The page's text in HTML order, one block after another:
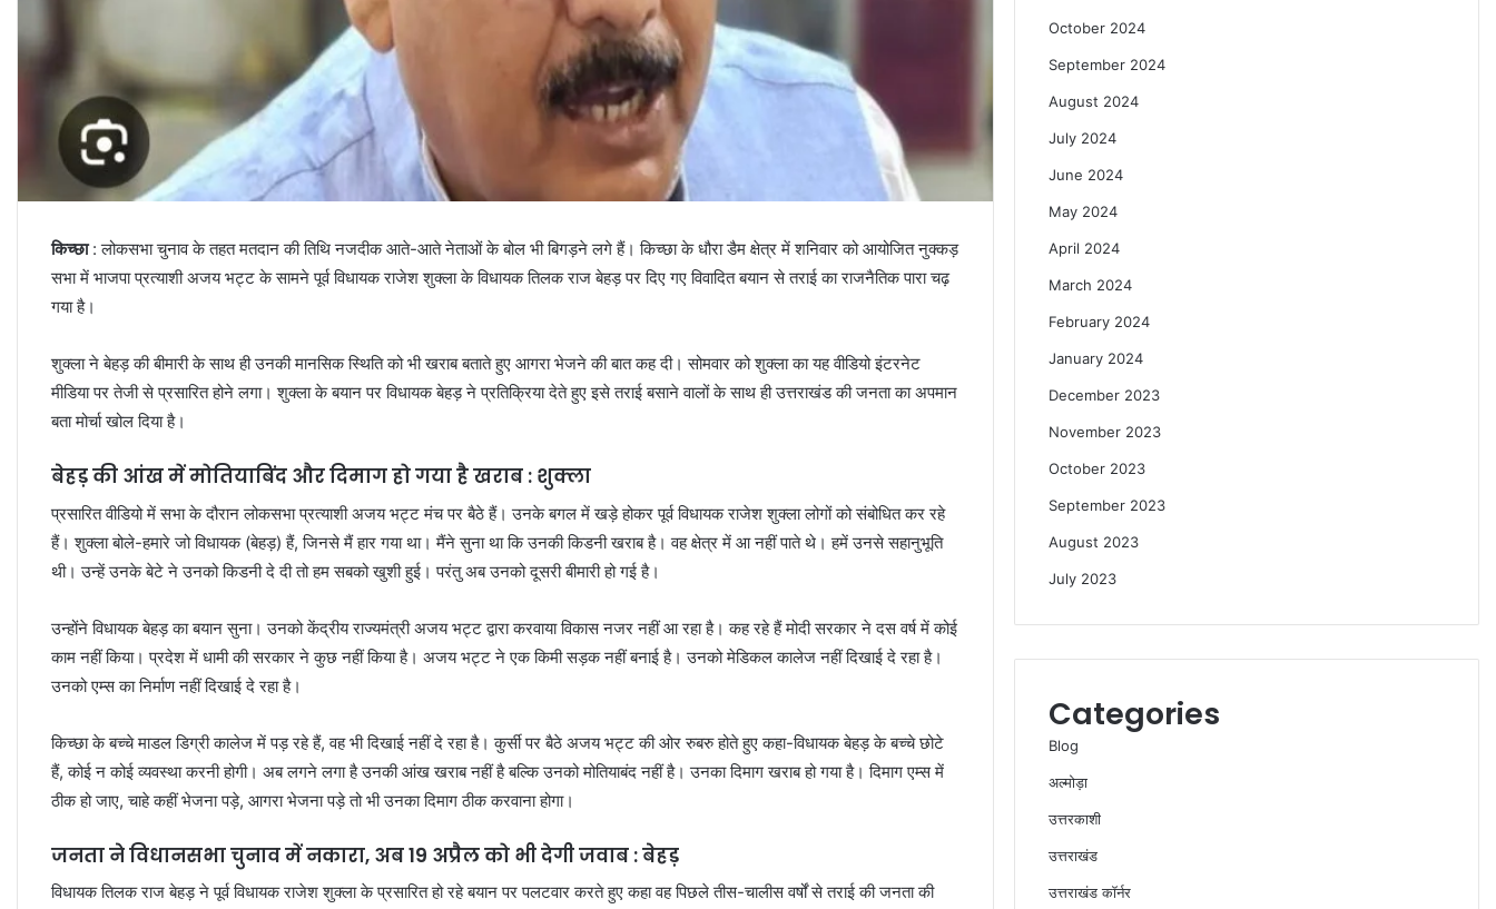
किच्छा: लोकसभा चुनाव के तहत मतदान की तिथि नजदीक आते-आते नेताओं के बोल भी बिगड़ने लगे हैं। किच्छा के धौरा डैम क्षेत्र में शनिवार को आयोजित नुक्कड़
सभा में भाजपा प्रत्याशी अजय भट्ट के सामने पूर्व विधायक राजेश शुक्ला के विधायक तिलक राज बेहड़ पर दिए गए विवादित बयान से तराई का राजनैतिक पारा चढ़
गया है।
शुक्ला ने बेहड़ की बीमारी के साथ ही उनकी मानसिक स्थिति को भी खराब बताते हुए आगरा भेजने की बात कह दी। सोमवार को शुक्ला का यह वीडियो इंटरनेट
मीडिया पर तेजी से प्रसारित होने लगा। शुक्ला के बयान पर विधायक बेहड़ ने प्रतिक्रिया देते हुए इसे तराई बसाने वालों के साथ ही उत्तराखंड की जनता का अपमान
बता मोर्चा खोल दिया है।
बेहड़ की आंख में मोतियाबिंद और दिमाग हो गया है खराब : शुक्ला
प्रसारित वीडियो में सभा के दौरान लोकसभा प्रत्याशी अजय भट्ट मंच पर बैठे हैं। उनके बगल में खड़े होकर पूर्व विधायक राजेश शुक्ला लोगों को संबोधित कर रहे
हैं। शुक्ला बोले-हमारे जो विधायक (बेहड़) हैं, जिनसे मैं हार गया था। मैंने सुना था कि उनकी किडनी खराब है। वह क्षेत्र में आ नहीं पाते थे। हमें उनसे सहानुभूति
थी। उन्हें उनके बेटे ने उनको किडनी दे दी तो हम सबको खुशी हुई। परंतु अब उनको दूसरी बीमारी हो गई है।
उन्होंने विधायक बेहड़ का बयान सुना। उनको केंद्रीय राज्यमंत्री अजय भट्ट द्वारा करवाया विकास नजर नहीं आ रहा है। कह रहे हैं मोदी सरकार ने दस वर्ष में कोई
काम नहीं किया। प्रदेश में धामी की सरकार ने कुछ नहीं किया है। अजय भट्ट ने एक किमी सड़क नहीं बनाई है। उनको मेडिकल कालेज नहीं दिखाई दे रहा है।
उनको एम्स का निर्माण नहीं दिखाई दे रहा है।
किच्छा के बच्चे माडल डिग्री कालेज में पड़ रहे हैं, वह भी दिखाई नहीं दे रहा है। कुर्सी पर बैठे अजय भट्ट की ओर रुबरु होते हुए कहा-विधायक बेहड़ के बच्चे छोटे
हैं, कोई न कोई व्यवस्था करनी होगी। अब लगने लगा है उनकी आंख खराब नहीं है बल्कि उनको मोतियाबंद नहीं है। उनका दिमाग खराब हो गया है। दिमाग एम्स में
ठीक हो जाए, चाहे कहीं भेजना पड़े, आगरा भेजना पड़े तो भी उनका दिमाग ठीक करवाना होगा।
जनता ने विधानसभा चुनाव में नकारा, अब 19 अप्रैल को भी देगी जवाब : बेहड़
विधायक तिलक राज बेहड़ ने पूर्व विधायक राजेश शुक्ला के प्रसारित हो रहे बयान पर पलटवार करते हुए कहा वह पिछले तीस-चालीस वर्षों से तराई की जनता की
October 2024
September 2024
August 2024
July 2024
June 2024
May 2024
April 2024
March 2024
February 2024
January 2024
December 2023
November 2023
October 2023
September 2023
August 2023
July 2023
Categories
Blog
अल्मोड़ा
उत्तरकाशी
उत्तराखंड
उत्तराखंड कॉर्नर